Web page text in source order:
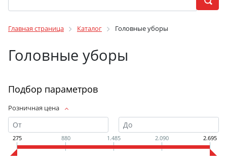
Главная страница Каталог Головные уборы
Головные уборы
Подбор параметров
Розничная цена
275 880 1.485 2.090 2.695